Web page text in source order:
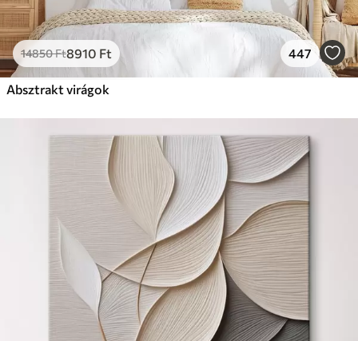
14850Ft8910 Ft 447
Absztrakt virágok